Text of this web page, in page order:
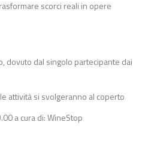
scorci reali in opere
dovuto dal singolo partecipante dai
le attività si svolgeranno al coperto
a cura di: WineStop